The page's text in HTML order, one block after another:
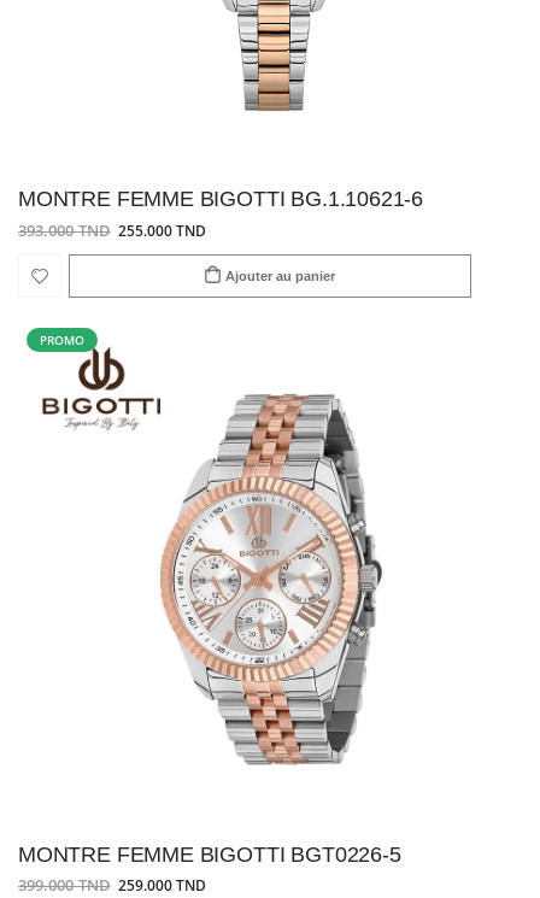
MONTRE FEMME BIGOTTI BG.1.10621-6
393.000 TND 255.000 TND
Ajouter au panier
PROMO
MONTRE FEMME BIGOTTI BGT0226-5
399.000 TND 259.000 TND